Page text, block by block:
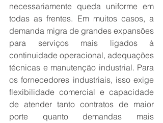
necessariamente queda uniforme em
todas as frentes. Em muitos casos, a
demanda migra de grandes expansões
para serviços mais ligados à
continuidade operacional, adequações
técnicas e manutenção industrial. Para
os fornecedores industriais, isso exige
flexibilidade comercial e capacidade
de atender tanto contratos de maior
porte quanto demandas mais